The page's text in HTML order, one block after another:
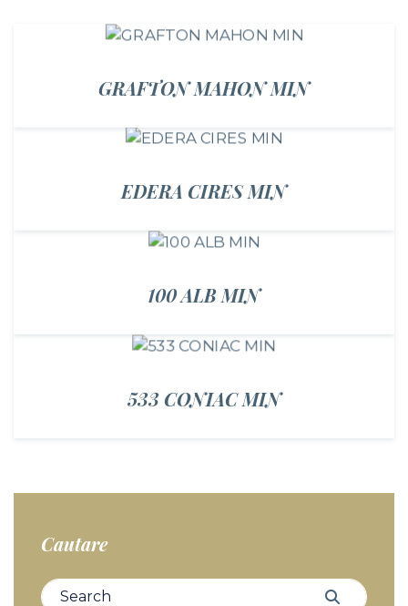
GRAFTON MAHON MIN
EDERA CIRES MIN
100 ALB MIN
533 CONIAC MIN
Cautare
Search for: Search